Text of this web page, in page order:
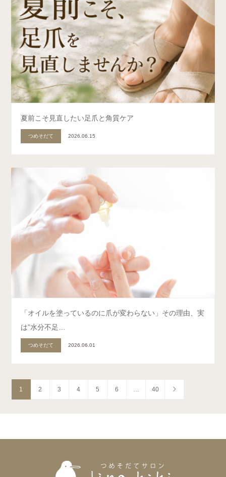
夏前こそ見直したい足爪と角質ケア
つめそだて 2026.06.15
「オイルを塗っているのに爪が変わらない」その理由、実
は”水分不足…
つめそだて 2026.06.01
1 2 3 4 5 6 40